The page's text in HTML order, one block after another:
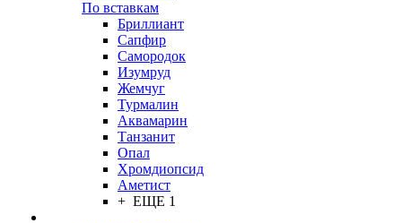
По вставкам
Бриллиант
Сапфир
Самородок
Изумруд
Жемчуг
Турмалин
Аквамарин
Танзанит
Опал
Хромдиопсид
Аметист
+ ЕЩЕ 1